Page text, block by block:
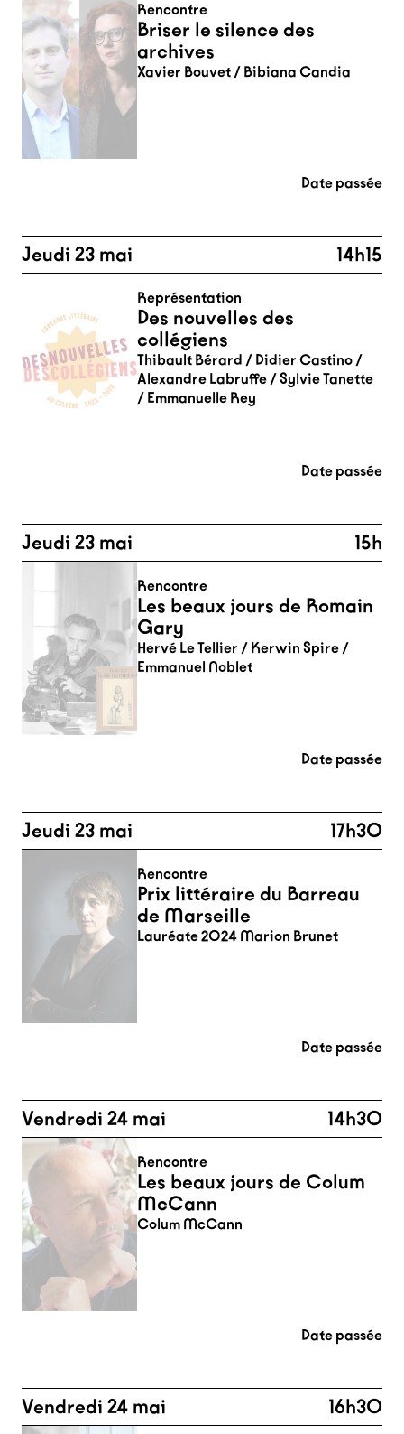
Rencontre
Briser le silence des
archives
Xavier Bouvet / Bibiana Candia
Date passée
Jeudi 23 mai 14h15
Représentation
Des nouvelles des
collégiens
Thibault Bérard / Didier Castino /
Alexandre Labruffe / Sylvie Tanette
/ Emmanuelle Rey
Date passée
Jeudi 23 mai 15h
Rencontre
Les beaux jours de Romain
Gary
Hervé Le Tellier / Kerwin Spire /
Emmanuel Noblet
Date passée
Jeudi 23 mai 17h30
Rencontre
Prix littéraire du Barreau
de Marseille
Lauréate 2024 Marion Brunet
Date passée
Vendredi 24 mai 14h30
Rencontre
Les beaux jours de Colum
McCann
Colum McCann
Date passée
Vendredi 24 mai 16h30